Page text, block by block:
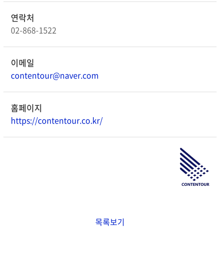
연락처
02-868-1522
이메일
contentour@naver.com
홈페이지
https://contentour.co.kr/
목록보기